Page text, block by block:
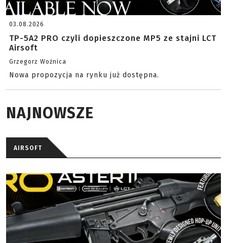
03.08.2026
TP-5A2 PRO czyli dopieszczone MP5 ze stajni LCT
Airsoft
Grzegorz Woźnica
Nowa propozycja na rynku już dostępna.
NAJNOWSZE
AIRSOFT